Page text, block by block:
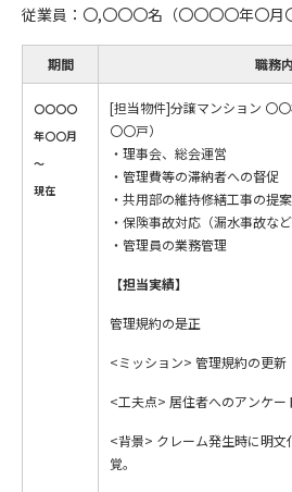
従業員：〇,〇〇〇名（〇〇〇〇年〇月
期間 職務
〇〇〇〇
年〇〇月
～
現在
[担当物件]分譲マンション 〇
〇〇戸）
・理事会、総会運営
・管理費等の滞納者への督促
・共用部の維持修繕工事の提
・保険事故対応（漏水事故など
・管理員の業務管理
【担当実績】
管理規約の是正
<ミッション> 管理規約の更新
<工夫点> 居住者へのアンケー
<背景> クレーム発生時に明
覚。